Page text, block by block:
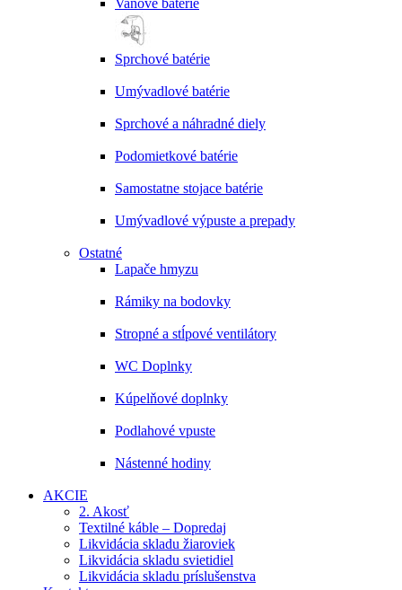
Vaňové batérie
Sprchové batérie
Umývadlové batérie
Sprchové a náhradné diely
Podomietkové batérie
Samostatne stojace batérie
Umývadlové výpuste a prepady
Ostatné
Lapače hmyzu
Rámiky na bodovky
Stropné a stĺpové ventilátory
WC Doplnky
Kúpelňové doplnky
Podlahové vpuste
Nástenné hodiny
AKCIE
2. Akosť
Textilné káble – Dopredaj
Likvidácia skladu žiaroviek
Likvidácia skladu svietidiel
Likvidácia skladu príslušenstva